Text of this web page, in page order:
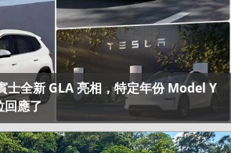
士全新 GLA 亮相，特定年份 Model Y
回應了